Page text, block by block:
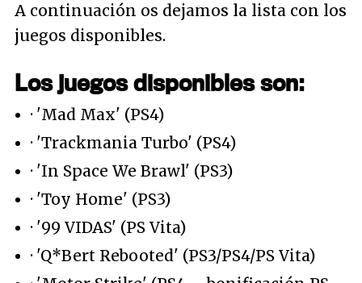
A continuación os dejamos la lista con los
juegos disponibles.
Los juegos disponibles son:
· 'Mad Max' (PS4)
· 'Trackmania Turbo' (PS4)
· 'In Space We Brawl' (PS3)
· 'Toy Home' (PS3)
· '99 VIDAS' (PS Vita)
· 'Q*Bert Rebooted' (PS3/PS4/PS Vita)